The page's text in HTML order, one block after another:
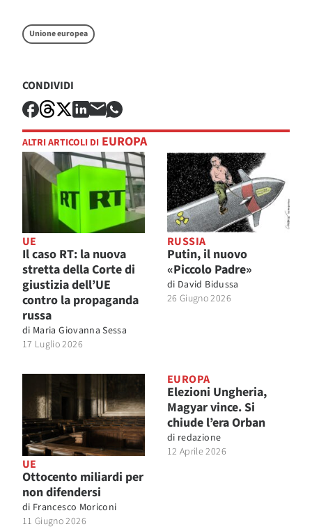
Unione europea
CONDIVIDI
ALTRI ARTICOLI DI EUROPA
UE
Il caso RT: la nuova
stretta della Corte di
giustizia dell’UE
contro la propaganda
russa
di Maria Giovanna Sessa
17 Luglio 2026
RUSSIA
Putin, il nuovo
«Piccolo Padre»
di David Bidussa
26 Giugno 2026
UE
Ottocento miliardi per
non difendersi
di Francesco Moriconi
11 Giugno 2026
EUROPA
Elezioni Ungheria,
Magyar vince. Si
chiude l’era Orban
di redazione
12 Aprile 2026